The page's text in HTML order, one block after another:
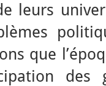
leurs
que
des